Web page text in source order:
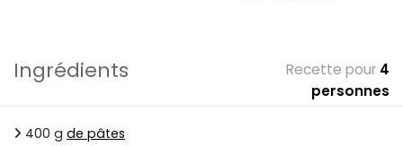
Ingrédients Recette pour 4
personnes
400 g de pâtes